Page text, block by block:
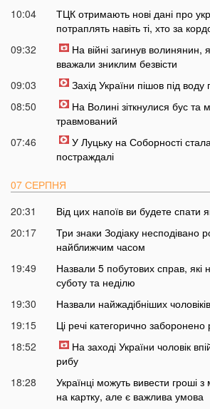
10:04
ТЦК отримають нові дані про
потраплять навіть ті, хто за
09:32
На війні загинув волинянин,
вважали зниклим безвісти
09:03
Захід України пішов під
08:50
На Волині зіткнулися бус та
травмований
07:46
У Луцьку на Соборності
постраждалі
07 СЕРПНЯ
20:31
Від цих напоїв ви будете спати
20:17
Три знаки Зодіаку несподівано
найближчим часом
19:49
Назвали 5 побутових справ,
суботу та неділю
19:30
Назвали найжадібніших
19:15
Ці речі категорично заборонено
18:52
На заході України чоловік
рибу
18:28
Українці можуть вивести гроші з
на картку, але є важлива умова